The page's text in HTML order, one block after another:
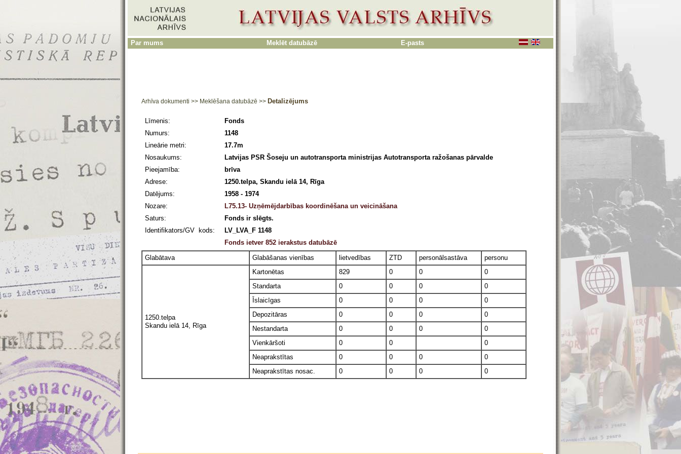
Par mums Meklēt datubāzē E-pasts
Arhīva dokumenti >> Meklēšana datubāzē >> Detalizējums
Līmenis:
Fonds
Numurs:
1148
Lineārie metri:
17.7m
Nosaukums:
Latvijas PSR Šoseju un autotransporta ministrijas Autotransporta ražošanas pārvalde
Pieejamība:
brīva
Adrese:
1250.telpa, Skandu ielā 14, Rīga
Datējums:
1958 - 1974
Nozare:
L75.13- Uzņēmējdarbības koordinēšana un veicināšana
Saturs:
Fonds ir slēgts.
Identifikators/GV kods:
LV_LVA_F 1148
Fonds ietver 852 ierakstus datubāzē
Glabātava
Glabāšanas vienības lietvedības ZTD personālsastāva personu
1250.telpa
Skandu ielā 14, Rīga
Kartonētas 829 0 0
0
Standarta
0 0 0
0
Īslaicīgas
0 0 0
0
Depozitāras
0 0 0
0
Nestandarta
0 0 0
0
Vienkāršoti
0 0
0
Neaprakstītas
0 0 0
0
Neaprakstītas nosac.
0 0 0 0